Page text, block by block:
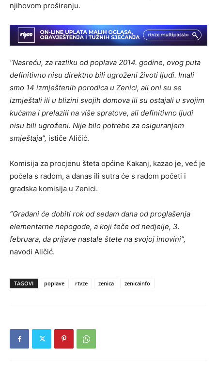
njihovom proširenju.
“Nasreću, za razliku od poplava 2014. godine, ovog puta
definitivno nisu direktno bili ugroženi životi ljudi. Imali
smo 14 izmještenih porodica u Zenici, ali oni su se
izmještali ili u blizini svojih domova ili su ostajali u svojim
kućama i prelazili na više spratove, ali definitivno ljudi
nisu bili ugroženi. Nije bilo potrebe za osiguranjem
smještaja”, ističe Aličić.
Komisija za procjenu šteta općine Kakanj, kazao je, već je
počela s radom, a danas ili sutra će s radom početi i
gradska komisija u Zenici.
“Građani će dobiti rok od sedam dana od proglašenja
elementarne nepogode, a koji teče od nedjelje, 3.
februara, da prijave nastale štete na svojoj imovini”,
navodi Aličić.
TAGOVI poplave rtvze zenica zenicainfo